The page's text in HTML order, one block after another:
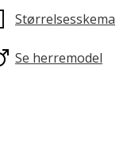
Størrelsesskema
Se herremodel